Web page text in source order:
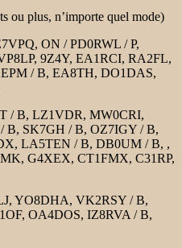
ou plus, n’importe quel mode)
ON / PD0RWL / P,
9Z4Y, EA1RCI, RA2FL,
/ B, EA8TH, DO1DAS,
/ B, LZ1VDR, MW0CRI,
B, SK7GH / B, OZ7IGY / B,
LA5TEN / B, DB0UM / B, ,
G4XEX, CT1FMX, C31RP,
YO8DHA, VK2RSY / B,
OA4DOS, IZ8RVA / B,